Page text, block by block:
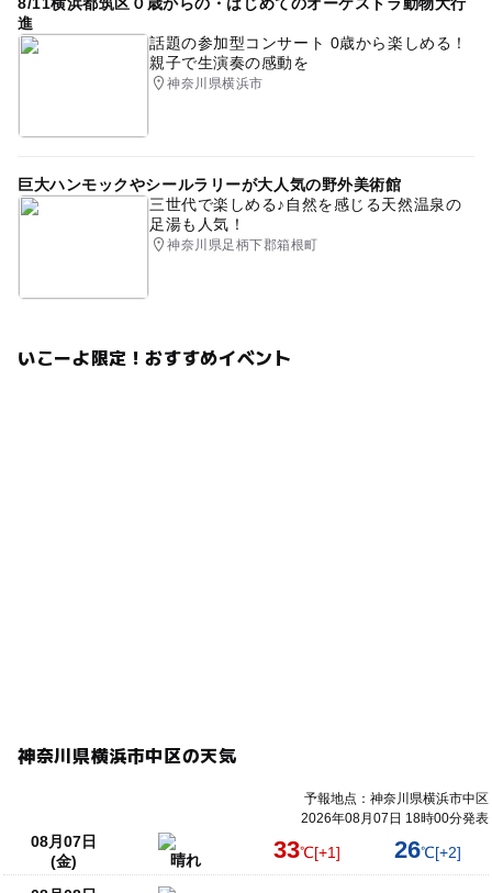
進
話題の参加型コンサート 0歳から楽しめる！
親子で生演奏の感動を
神奈川県横浜市
巨大ハンモックやシールラリーが大人気の野外美術館
三世代で楽しめる♪自然を感じる天然温泉の
足湯も人気！
神奈川県足柄下郡箱根町
いこーよ限定！おすすめイベント
神奈川県横浜市中区の天気
予報地点：神奈川県横浜市中区
2026年08月07日 18時00分発表
08月07日
(金)
晴れ 33℃[+1] 26℃[+2]